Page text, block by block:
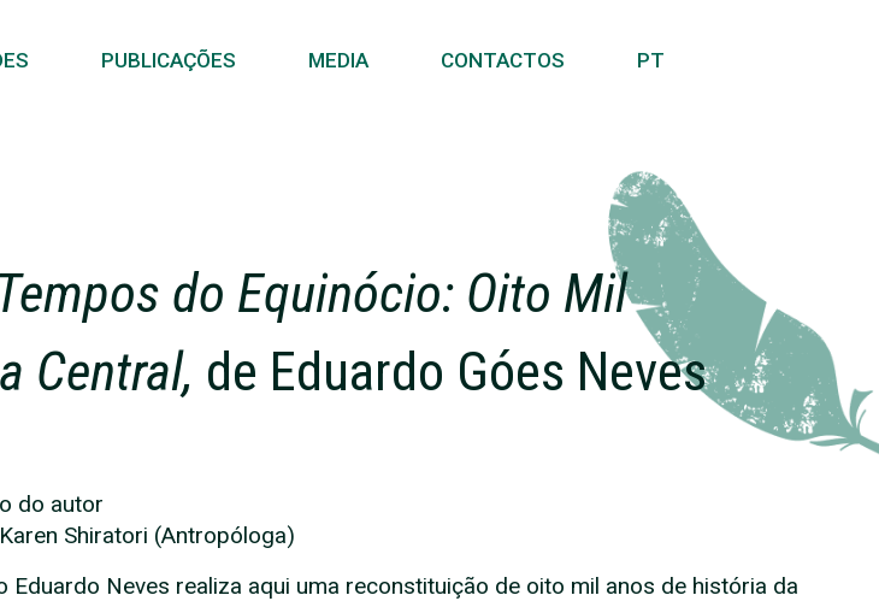
PUBLICAÇÕES MEDIA CONTACTOS PT
do Equinócio: Oito Mil
Central, de Eduardo Góes Neves
do autor
Shiratori (Antropóloga)
Eduardo Neves realiza aqui uma reconstituição de oito mil anos de história da